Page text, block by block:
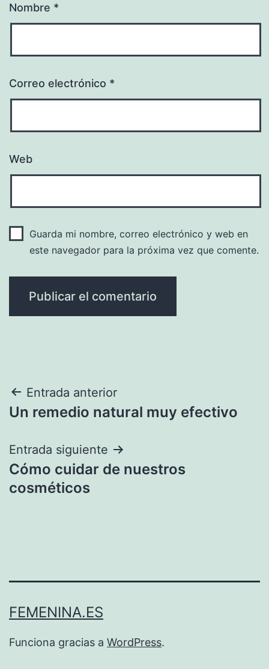
Nombre *
Correo electrónico *
Web
Guarda mi nombre, correo electrónico y web en
este navegador para la próxima vez que comente.
Navegación
de
entradas
Entrada anterior
Un remedio natural muy efectivo
Entrada siguiente
Cómo cuidar de nuestros
cosméticos
FEMENINA.ES
Funciona gracias a WordPress.